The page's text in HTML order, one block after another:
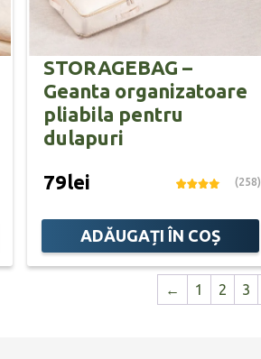
STORAGEBAG –
Geanta organizatoare
pliabila pentru
dulapuri
79lei
(258)
ADĂUGAȚI ÎN COȘ
← 1 2 3